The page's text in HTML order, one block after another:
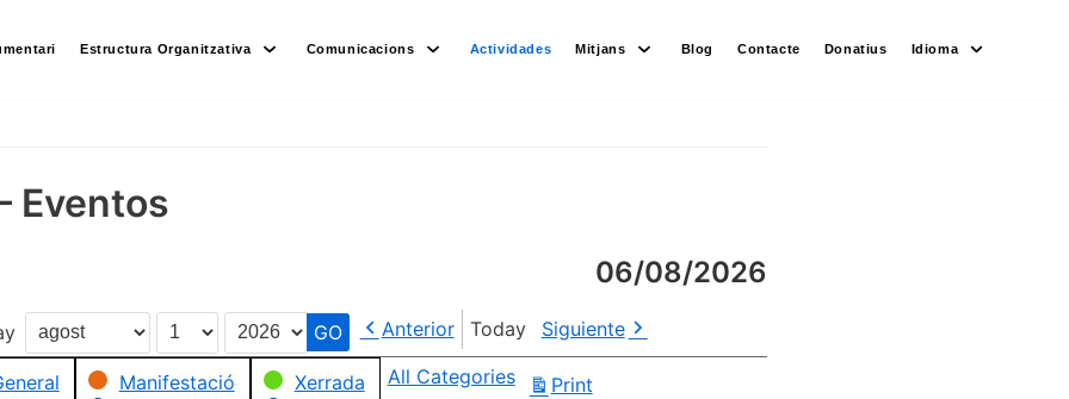
Estructura Organitzativa Comunicacions Actividades Mitjans Blog Contacte Donatius Idioma
Eventos
06/08/2026
Month
Day
Year
Anterior Today
Siguiente
Manifestació Xerrada All Categories Print